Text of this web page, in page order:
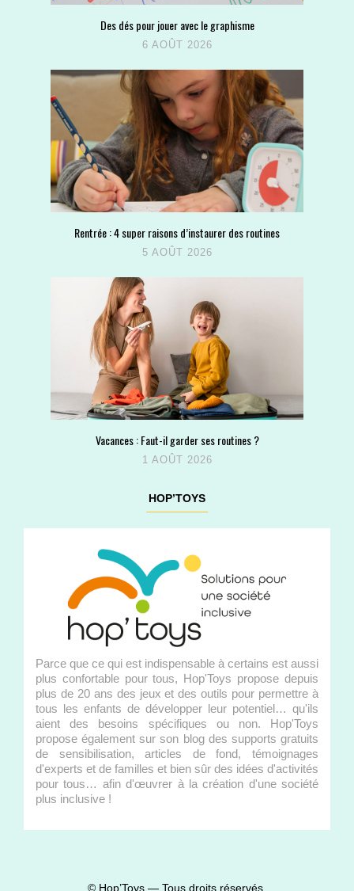
Des dés pour jouer avec le graphisme
6 AOÛT 2026
Rentrée : 4 super raisons d’instaurer des routines
5 AOÛT 2026
Vacances : Faut-il garder ses routines ?
1 AOÛT 2026
HOP’TOYS
Parce que ce qui est indispensable à certains est aussi
plus confortable pour tous, Hop'Toys propose depuis
plus de 20 ans des jeux et des outils pour permettre à
tous les enfants de développer leur potentiel… qu'ils
aient des besoins spécifiques ou non. Hop'Toys
propose également sur son blog des supports gratuits
de sensibilisation, articles de fond, témoignages
d'experts et de familles et bien sûr des idées d'activités
pour tous… afin d'œuvrer à la création d'une société
plus inclusive !
© Hop’Toys — Tous droits réservés.